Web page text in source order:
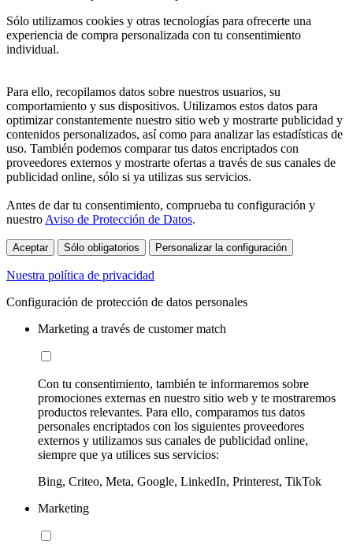
Sólo utilizamos cookies y otras tecnologías para ofrecerte una
experiencia de compra personalizada con tu consentimiento
individual.
Para ello, recopilamos datos sobre nuestros usuarios, su
comportamiento y sus dispositivos. Utilizamos estos datos para
optimizar constantemente nuestro sitio web y mostrarte publicidad y
contenidos personalizados, así como para analizar las estadísticas de
uso. También podemos comparar tus datos encriptados con
proveedores externos y mostrarte ofertas a través de sus canales de
publicidad online, sólo si ya utilizas sus servicios.
Antes de dar tu consentimiento, comprueba tu configuración y
nuestro Aviso de Protección de Datos.
Aceptar Sólo obligatorios Personalizar la configuración
Nuestra política de privacidad
Configuración de protección de datos personales
Marketing a través de customer match
Con tu consentimiento, también te informaremos sobre
promociones externas en nuestro sitio web y te mostraremos
productos relevantes. Para ello, comparamos tus datos
personales encriptados con los siguientes proveedores
externos y utilizamos sus canales de publicidad online,
siempre que ya utilices sus servicios:
Bing, Criteo, Meta, Google, LinkedIn, Printerest, TikTok
Marketing